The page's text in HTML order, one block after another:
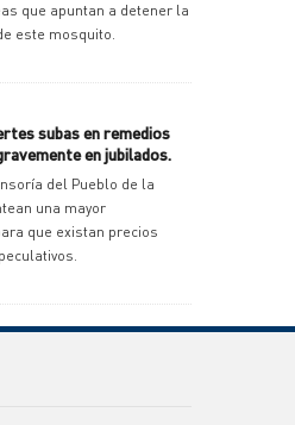
que apuntan a detener la
este mosquito.
subas en remedios
en jubilados.
del Pueblo de la
una mayor
que existan precios